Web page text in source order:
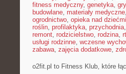
fitness medyczny, genetyka,
budowlane, materiały medyczne,
ogrodnictwo, opieka nad dziećmi
roślin, profilaktyka, przychodnia,
remont, rodzicielstwo, rodzina,
usługi rodzinne, wczesne
zabawa, zajęcia dodatkowe,
o2fit.pl to Fitness Klub, które